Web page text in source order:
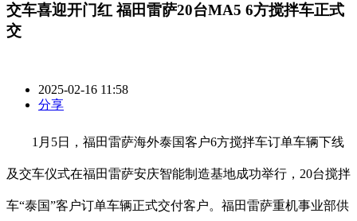
交车喜迎开门红 福田雷萨20台MA5 6方搅拌车正式
交
2025-02-16 11:58
分享
1月5日，福田雷萨海外泰国客户6方搅拌车订单车辆下线
及交车仪式在福田雷萨安庆智能制造基地成功举行，20台搅拌
车“泰国”客户订单车辆正式交付客户。福田雷萨重机事业部供